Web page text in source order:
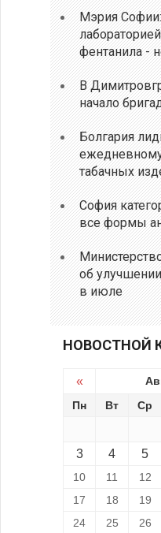
Мэрия
фентанила -
В
начало
Болгария
табачных
София
все формы
об
в июле
НОВОСТНОЙ
«
Пн Вт Ср
3 4 5
10
11 12
17
18 19
24
25 26